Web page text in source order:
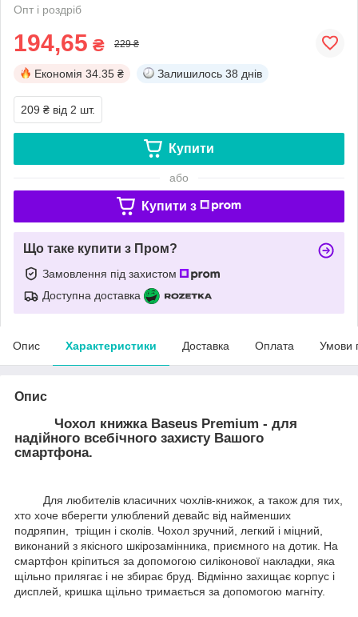
Опт і роздріб
194,65 ₴ 229 ₴
Економія 34.35 ₴ Залишилось 38 днів
209 ₴ від 2 шт.
Купити
або
Купити з
Що таке купити з Пром?
Замовлення під захистом
Доступна доставка
Опис Характеристики Доставка Оплата Умови
Опис
Чохол книжка Baseus Premium - для
надійного всебічного захисту Вашого
смартфона.
Для любителів класичних чохлів-книжок, а також для тих,
хто хоче вберегти улюблений девайс від найменших
подряпин, тріщин і сколів. Чохол зручний, легкий і міцний,
виконаний з якісного шкірозамінника, приємного на дотик. На
смартфон кріпиться за допомогою силіконової накладки, яка
щільно прилягає і не збирає бруд. Відмінно захищає корпус і
дисплей, кришка щільно тримається за допомогою магніту.